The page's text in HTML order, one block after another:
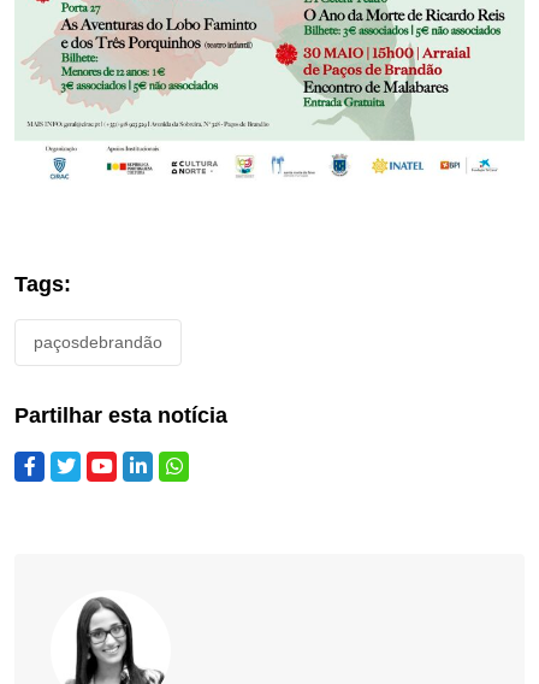
Tags:
paçosdebrandão
Partilhar esta notícia